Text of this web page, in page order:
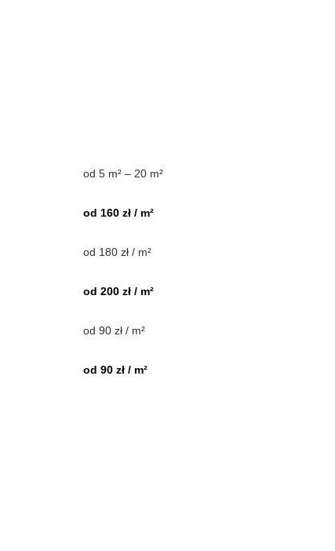
od 5 m² – 20 m²
od 160 zł / m²
od 180 zł / m²
od 200 zł / m²
od 90 zł / m²
od 90 zł / m²